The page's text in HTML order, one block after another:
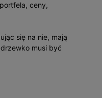
ceny,
się na nie, mają
musi być